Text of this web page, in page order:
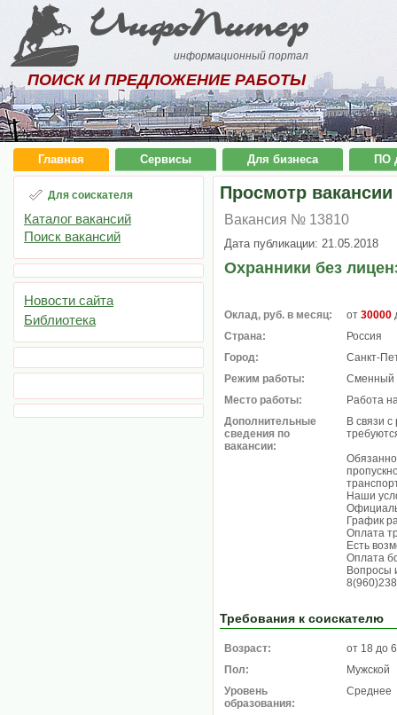
ИнфоПитер
информационный портал
ПОИСК И ПРЕДЛОЖЕНИЕ РАБОТЫ
Главная Сервисы Для бизнеса ПО
Для соискателя
Каталог вакансий
Поиск вакансий
Новости сайта
Библиотека
Просмотр вакансии
Вакансия № 13810
Дата публикации: 21.05.2018
Охранники без
Оклад, руб. в месяц: от 30000
Страна:
Россия
Город:
Санкт-
Режим работы:
Сменный
Место работы:
Работа
Дополнительные
сведения по
вакансии:
В связи
Наши
График
Оплата
Есть
Оплата
Вопросы
Требования к соискателю
Возраст:
от 18 до
Пол:
Мужской
Уровень
образования:
Среднее